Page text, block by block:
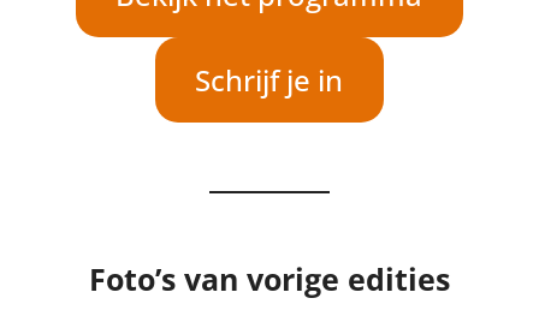
Schrijf je in
Foto’s van vorige edities